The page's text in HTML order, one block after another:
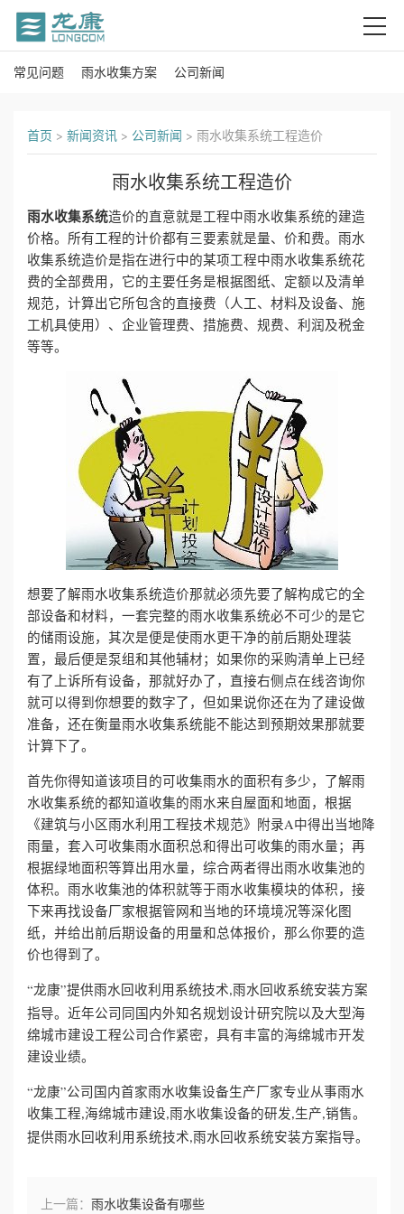
首
关
我
闻
资
荣
资
质
系
们
常见问题 雨水收集方案 公司新闻
首页 > 新闻资讯 > 公司新闻 > 雨水收集系统工程造价
雨水收集系统工程造价
雨水收集系统造价的直意就是工程中雨水收集系统的建造
价格。所有工程的计价都有三要素就是量、价和费。雨水
收集系统造价是指在进行中的某项工程中雨水收集系统花
费的全部费用，它的主要任务是根据图纸、定额以及清单
规范，计算出它所包含的直接费（人工、材料及设备、施
工机具使用）、企业管理费、措施费、规费、利润及税金
等等。
想要了解雨水收集系统造价那就必须先要了解构成它的全
部设备和材料，一套完整的雨水收集系统必不可少的是它
的储雨设施，其次是便是使雨水更干净的前后期处理装
置，最后便是泵组和其他辅材；如果你的采购清单上已经
有了上诉所有设备，那就好办了，直接右侧点在线咨询你
就可以得到你想要的数字了，但如果说你还在为了建设做
准备，还在衡量雨水收集系统能不能达到预期效果那就要
计算下了。
首先你得知道该项目的可收集雨水的面积有多少，了解雨
水收集系统的都知道收集的雨水来自屋面和地面，根据
《建筑与小区雨水利用工程技术规范》附录A中得出当地降
雨量，套入可收集雨水面积总和得出可收集的雨水量；再
根据绿地面积等算出用水量，综合两者得出雨水收集池的
体积。雨水收集池的体积就等于雨水收集模块的体积，接
下来再找设备厂家根据管网和当地的环境境况等深化图
纸，并给出前后期设备的用量和总体报价，那么你要的造
价也得到了。
“龙康”提供雨水回收利用系统技术,雨水回收系统安装方案
指导。 近年公司同国内外知名规划设计研究院以及大型海
绵城市建设工程公司合作紧密，具有丰富的海绵城市开发
建设业绩。
“龙康”公司国内首家雨水收集设备生产厂家专业从事雨水
收集工程,海绵城市建设,雨水收集设备的研发,生产,销售。
提供雨水回收利用系统技术,雨水回收系统安装方案指导。
上一篇： 雨水收集设备有哪些